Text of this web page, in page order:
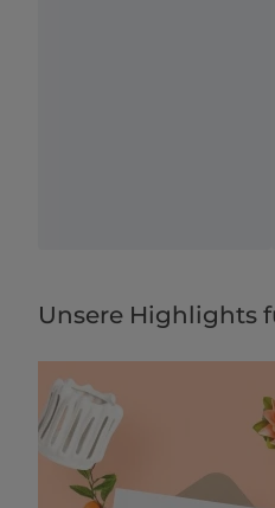
Unsere Highlights